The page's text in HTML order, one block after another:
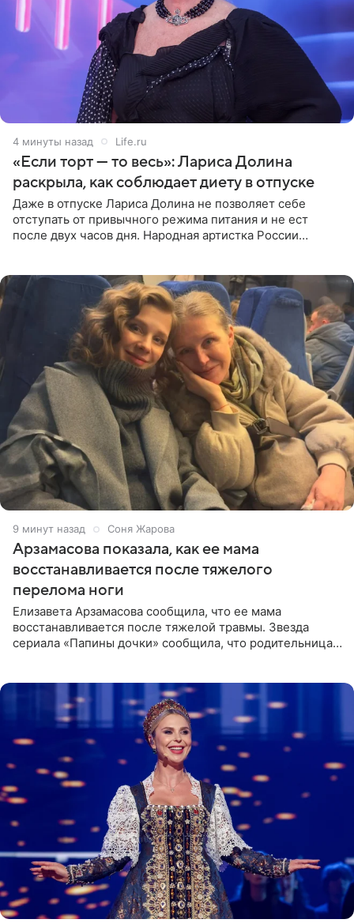
4 минуты назад Life.ru
«Если торт — то весь»: Лариса Долина
раскрыла, как соблюдает диету в отпуске
Даже в отпуске Лариса Долина не позволяет себе
отступать от привычного режима питания и не ест
после двух часов дня. Народная артистка России
9 минут назад Соня Жарова
Арзамасова показала, как ее мама
восстанавливается после тяжелого
перелома ноги
Елизавета Арзамасова сообщила, что ее мама
восстанавливается после тяжелой травмы. Звезда
сериала «Папины дочки» сообщила, что родительница